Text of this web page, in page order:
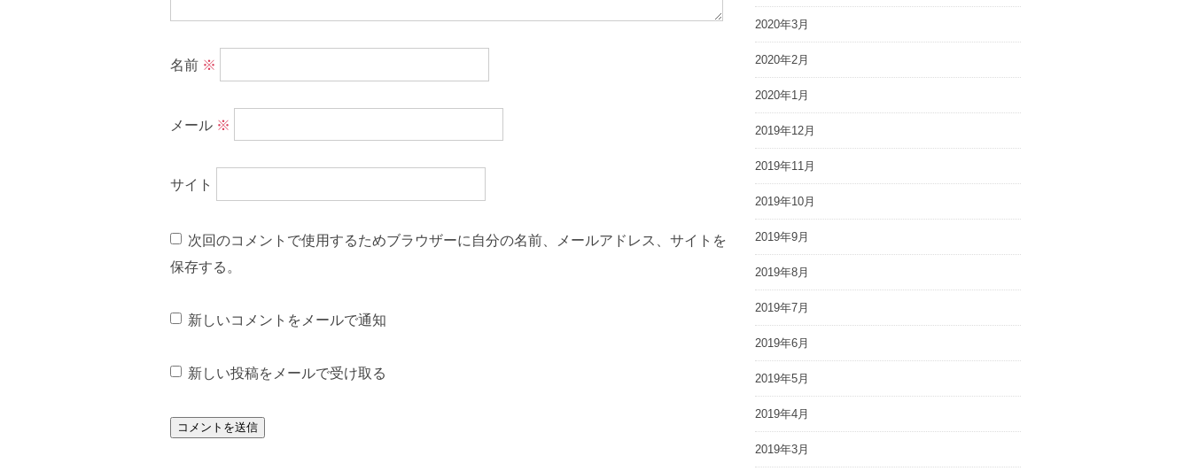
名前 ※
メール ※
サイト
次回のコメントで使用するためブラウザーに自分の名前、メールアドレス、サイトを
保存する。
新しいコメントをメールで通知
新しい投稿をメールで受け取る
2020年3月
2020年2月
2020年1月
2019年12月
2019年11月
2019年10月
2019年9月
2019年8月
2019年7月
2019年6月
2019年5月
2019年4月
2019年3月